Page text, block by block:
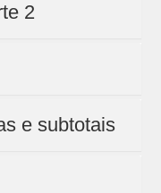
2
e subtotais